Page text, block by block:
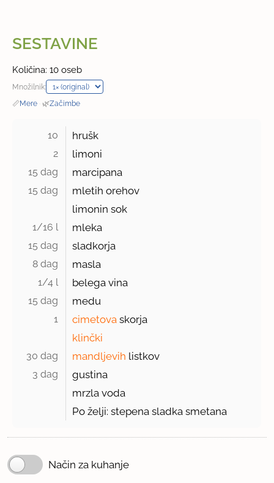
SESTAVINE
Količina: 10 oseb
Množilnik:
📏Mere · 🌿Začimbe
10 hrušk
2 limoni
15 dag marcipana
15 dag
mletih orehov
limonin sok
1/16 l mleka
15 dag sladkorja
8 dag masla
1/4 l belega vina
15 dag medu
1 cimetova skorja
klinčki
30 dag mandljevih listkov
3 dag
gustina
mrzla voda
Po želji: stepena sladka smetana
Način za kuhanje